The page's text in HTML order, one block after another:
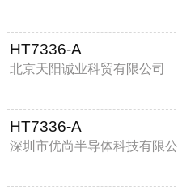
HT7336-A
北京天阳诚业科贸有限公司
HT7336-A
深圳市优尚半导体科技有限公